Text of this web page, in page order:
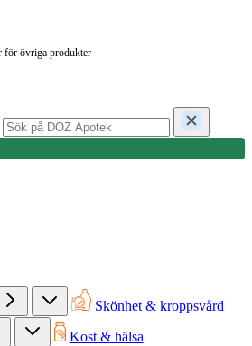
för övriga produkter
Skönhet & kroppsvård
Kost & hälsa